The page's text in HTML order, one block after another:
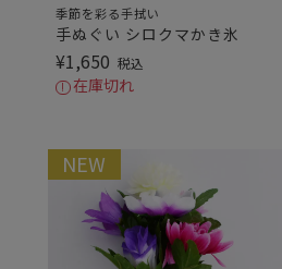
季節を彩る手拭い
手ぬぐい シロクマかき氷
¥1,650 税込
在庫切れ
NEW